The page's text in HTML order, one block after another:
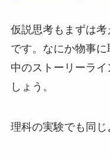
仮説思考もまずは
です。なにか物事
中のストーリーラ
しょう。
理科の実験でも同じ